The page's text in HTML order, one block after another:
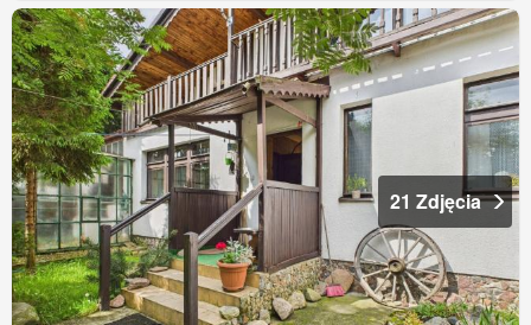
21 Zdjęcia